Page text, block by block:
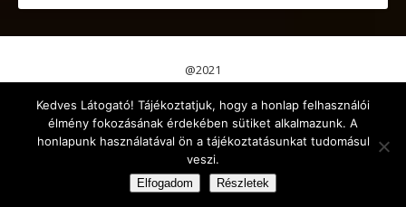
@2021
Aktuális események Érdekes cikkek Gyermekeknek
Kikapcsolódás
Egyéb
Ashe a sablont készítette:WP Royal
Kedves Látogató! Tájékoztatjuk, hogy a honlap felhasználói
élmény fokozásának érdekében sütiket alkalmazunk. A
honlapunk használatával ön a tájékoztatásunkat tudomásul
veszi.
Elfogadom Részletek